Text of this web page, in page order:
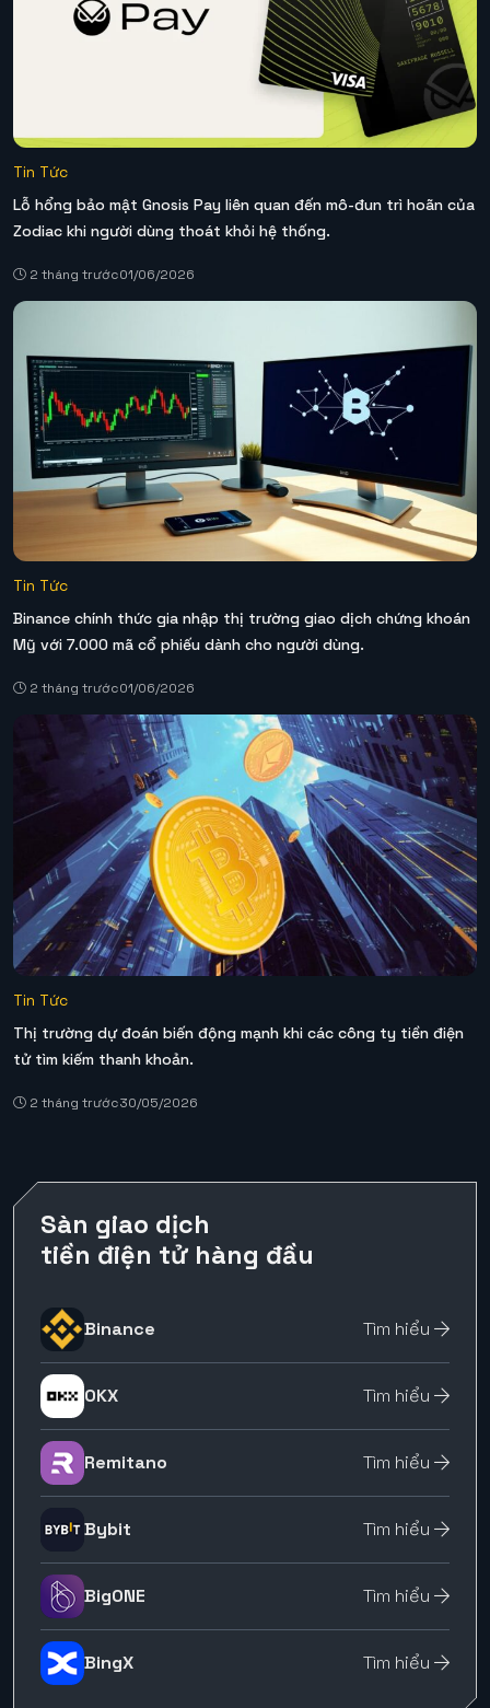
Tin Tức
Lỗ hổng bảo mật Gnosis Pay liên quan đến mô-đun trì hoãn của
Zodiac khi người dùng thoát khỏi hệ thống.
2 tháng trước01/06/2026
Tin Tức
Binance chính thức gia nhập thị trường giao dịch chứng khoán
Mỹ với 7.000 mã cổ phiếu dành cho người dùng.
2 tháng trước01/06/2026
Tin Tức
Thị trường dự đoán biến động mạnh khi các công ty tiền điện
tử tìm kiếm thanh khoản.
2 tháng trước30/05/2026
Sàn giao dịch
tiền điện tử hàng đầu
Binance Tìm hiểu
OKX Tìm hiểu
Remitano Tìm hiểu
Bybit Tìm hiểu
BigONE Tìm hiểu
BingX Tìm hiểu